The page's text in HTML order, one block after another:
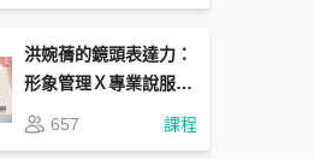
洪婉蒨的鏡頭表達力：
形象管理Ｘ專業說服Ｘ
實戰應用
657 課程